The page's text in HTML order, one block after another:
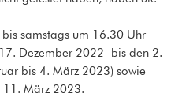
samstags um 16.30 Uhr
Dezember 2022 bis den 2.
bis 4. März 2023) sowie
11. März 2023.